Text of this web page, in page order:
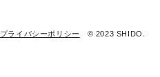
プライバシーポリシー © 2023 SHIDO.